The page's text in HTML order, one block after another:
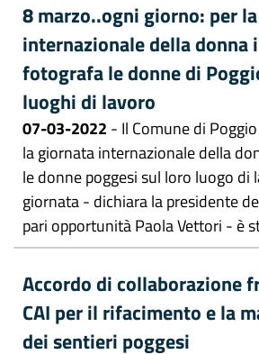
8 marzo..ogni giorno: per
internazionale della donna
fotografa le donne di
luoghi di lavoro
07-03-2022 - Il Comune di
la giornata internazionale della
le donne poggesi sul loro luogo di
giornata - dichiara la presidente
pari opportunità Paola Vettori - è
Accordo di collaborazione
CAI per il rifacimento e la
dei sentieri poggesi